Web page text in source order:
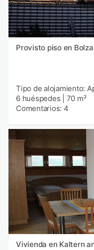
Provisto piso en
Tipo de alojamiento:
6 huéspedes
70 m²
Comentarios: 4
Vivienda en Kaltern